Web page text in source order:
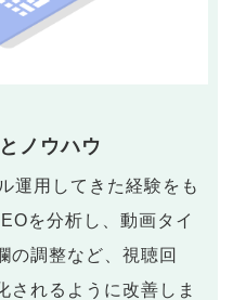
ノウハウ
運用してきた経験をも
を分析し、動画タイ
の調整など、視聴回
されるように改善しま